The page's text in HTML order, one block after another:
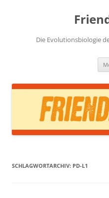
Die Evolutionsbiologie
SCHLAGWORTARCHIV: PD-L1